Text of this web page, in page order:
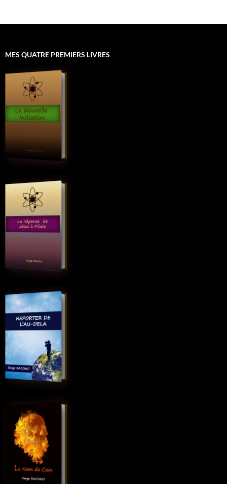
MES QUATRE PREMIERS LIVRES